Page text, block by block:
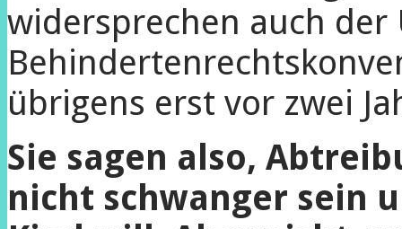
widersprechen auch der
übrigens erst vor zwei
Sie sagen also,
nicht schwanger sein